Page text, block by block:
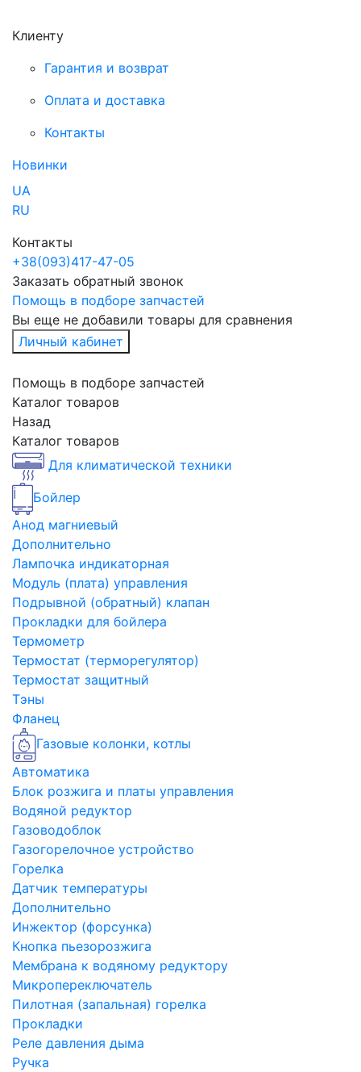
Клиенту
Гарантия и возврат
Оплата и доставка
Контакты
Новинки
UA
RU
Контакты
+38(093)417-47-05
Заказать обратный звонок
Помощь в подборе запчастей
Вы еще не добавили товары для сравнения
Личный кабинет
Помощь в подборе запчастей
Каталог товаров
Назад
Каталог товаров
Для климатической техники
Бойлер
Анод магниевый
Дополнительно
Лампочка индикаторная
Модуль (плата) управления
Подрывной (обратный) клапан
Прокладки для бойлера
Термометр
Термостат (терморегулятор)
Термостат защитный
Тэны
Фланец
Газовые колонки, котлы
Автоматика
Блок розжига и платы управления
Водяной редуктор
Газоводоблок
Газогорелочное устройство
Горелка
Датчик температуры
Дополнительно
Инжектор (форсунка)
Кнопка пьезорозжига
Мембрана к водяному редуктору
Микропереключатель
Пилотная (запальная) горелка
Прокладки
Реле давления дыма
Ручка